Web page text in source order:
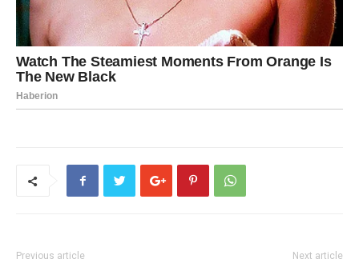
Previous article Next article